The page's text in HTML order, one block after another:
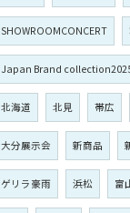
SHOWROOMCONCERT
Japan Brand
北海道 北見 帯広
大分展示会 新商品
ゲリラ豪雨 浜松 富